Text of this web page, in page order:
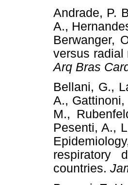
Andrade, P.
A.,
Berwanger,
versus radial
Arq Bras
Bellani, G.,
A., Gattinoni,
M.,
Pesenti, A.,
respiratory
countries.